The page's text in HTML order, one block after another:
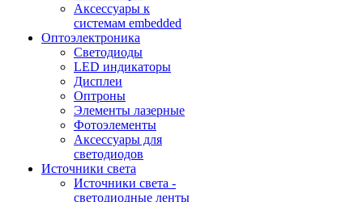
Аксессуары к
системам embedded
Oптоэлектроника
Светодиоды
LED индикаторы
Дисплеи
Оптроны
Элементы лазерные
Фотоэлементы
Аксессуары для
светодиодов
Источники света
Источники света -
светодиодные ленты